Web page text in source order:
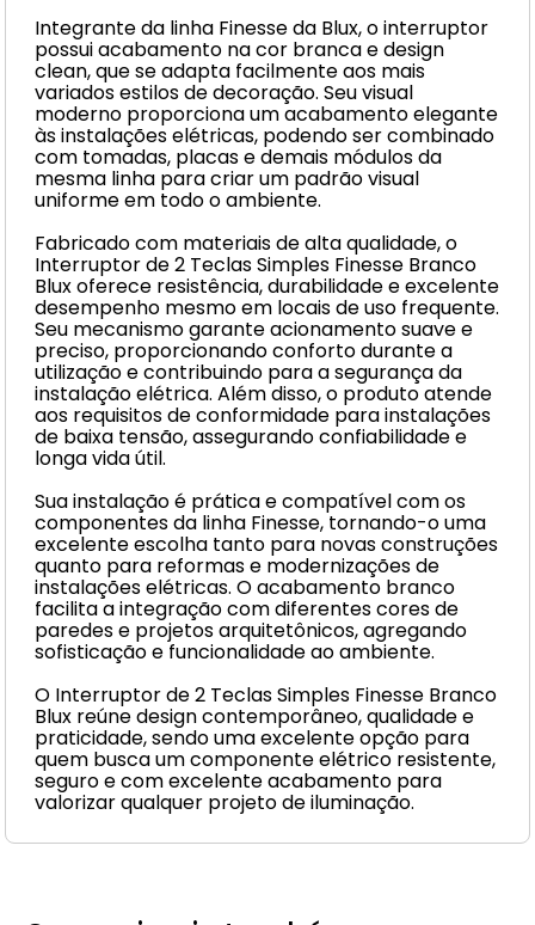
Integrante da linha Finesse da Blux, o interruptor
possui acabamento na cor branca e design
clean, que se adapta facilmente aos mais
variados estilos de decoração. Seu visual
moderno proporciona um acabamento elegante
às instalações elétricas, podendo ser combinado
com tomadas, placas e demais módulos da
mesma linha para criar um padrão visual
uniforme em todo o ambiente.
Fabricado com materiais de alta qualidade, o
Interruptor de 2 Teclas Simples Finesse Branco
Blux oferece resistência, durabilidade e excelente
desempenho mesmo em locais de uso frequente.
Seu mecanismo garante acionamento suave e
preciso, proporcionando conforto durante a
utilização e contribuindo para a segurança da
instalação elétrica. Além disso, o produto atende
aos requisitos de conformidade para instalações
de baixa tensão, assegurando confiabilidade e
longa vida útil.
Sua instalação é prática e compatível com os
componentes da linha Finesse, tornando-o uma
excelente escolha tanto para novas construções
quanto para reformas e modernizações de
instalações elétricas. O acabamento branco
facilita a integração com diferentes cores de
paredes e projetos arquitetônicos, agregando
sofisticação e funcionalidade ao ambiente.
O Interruptor de 2 Teclas Simples Finesse Branco
Blux reúne design contemporâneo, qualidade e
praticidade, sendo uma excelente opção para
quem busca um componente elétrico resistente,
seguro e com excelente acabamento para
valorizar qualquer projeto de iluminação.